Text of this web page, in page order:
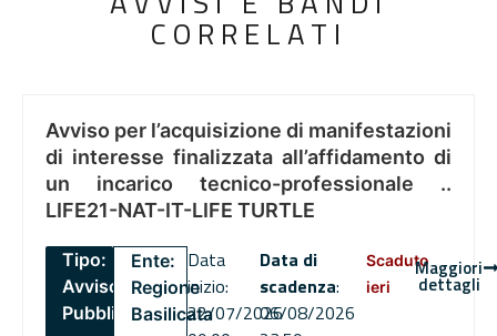
CORRELATI
Avviso per l’acquisizione di manifestazioni
di interesse finalizzata all’affidamento di
un incarico tecnico-professionale ..
LIFE21-NAT-IT-LIFE TURTLE
Tipo:
Avviso
Pubblico
Ente:
Regione
Basilicata
Data
inizio:
22/07/2026
Data di
scadenza:
06/08/2026
Scaduto
ieri
Maggiori
dettagli